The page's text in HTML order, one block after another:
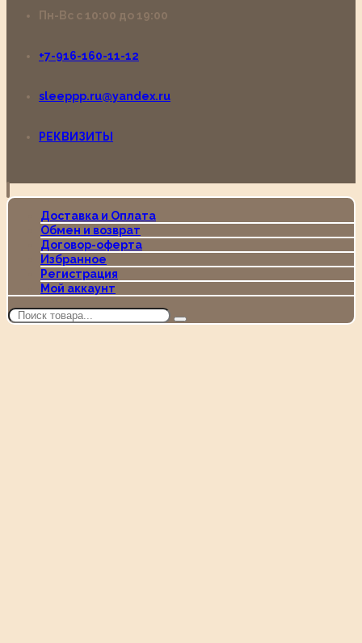
Пн-Вс с 10:00 до 19:00
+7-916-160-11-12
sleeppp.ru@yandex.ru
РЕКВИЗИТЫ
Доставка и Оплата
Обмен и возврат
Договор-оферта
Избранное
Регистрация
Мой аккаунт